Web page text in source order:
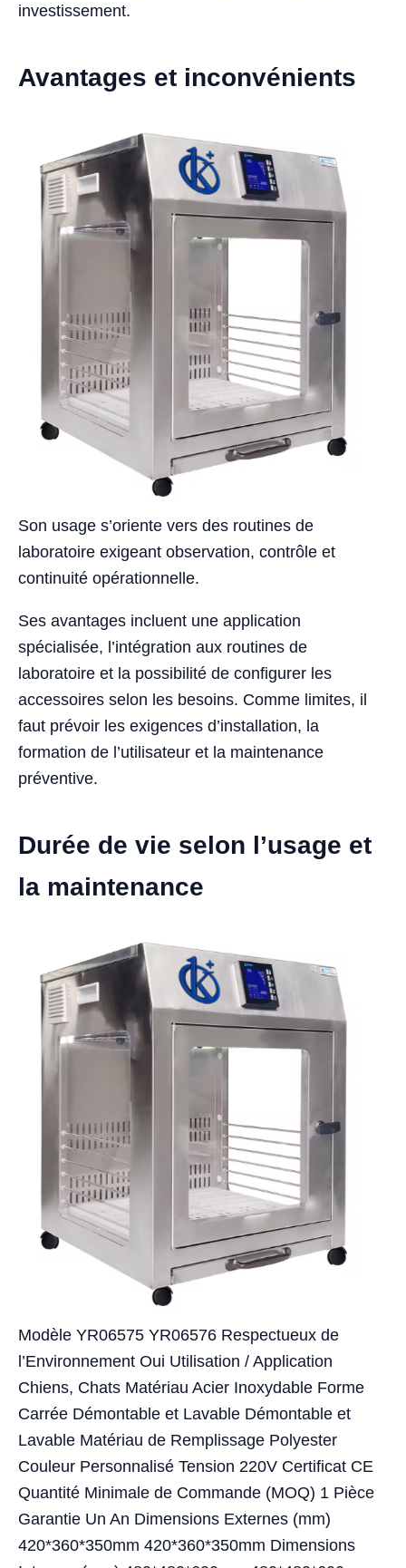
investissement.
Avantages et inconvénients
Son usage s’oriente vers des routines de
laboratoire exigeant observation, contrôle et
continuité opérationnelle.
Ses avantages incluent une application
spécialisée, l’intégration aux routines de
laboratoire et la possibilité de configurer les
accessoires selon les besoins. Comme limites, il
faut prévoir les exigences d’installation, la
formation de l’utilisateur et la maintenance
préventive.
Durée de vie selon l’usage et
la maintenance
Modèle YR06575 YR06576 Respectueux de
l’Environnement Oui Utilisation / Application
Chiens, Chats Matériau Acier Inoxydable Forme
Carrée Démontable et Lavable Démontable et
Lavable Matériau de Remplissage Polyester
Couleur Personnalisé Tension 220V Certificat CE
Quantité Minimale de Commande (MOQ) 1 Pièce
Garantie Un An Dimensions Externes (mm)
420*360*350mm 420*360*350mm Dimensions